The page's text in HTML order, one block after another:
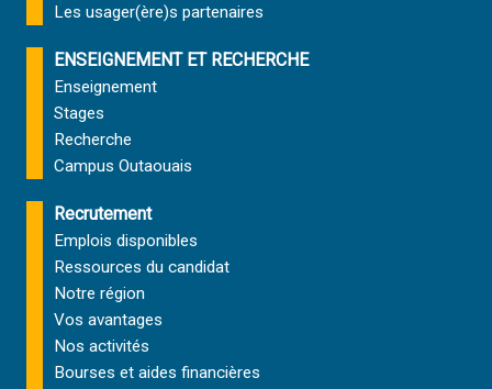
Les usager(ère)s partenaires
ENSEIGNEMENT ET RECHERCHE
Enseignement
Stages
Recherche
Campus Outaouais
Recrutement
Emplois disponibles
Ressources du candidat
Notre région
Vos avantages
Nos activités
Bourses et aides financières